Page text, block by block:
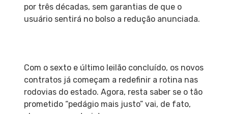
por três décadas, sem garantias de que o
usuário sentirá no bolso a redução anunciada.
Com o sexto e último leilão concluído, os novos
contratos já começam a redefinir a rotina nas
rodovias do estado. Agora, resta saber se o tão
prometido “pedágio mais justo” vai, de fato,